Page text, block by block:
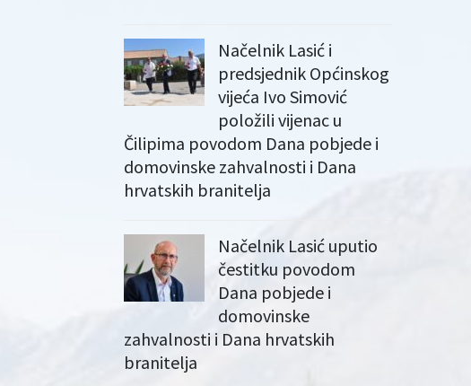
Načelnik Lasić i
predsjednik Općinskog
vijeća Ivo Simović
položili vijenac u
Čilipima povodom Dana pobjede i
domovinske zahvalnosti i Dana
hrvatskih branitelja
Načelnik Lasić uputio
čestitku povodom
Dana pobjede i
domovinske
zahvalnosti i Dana hrvatskih
branitelja